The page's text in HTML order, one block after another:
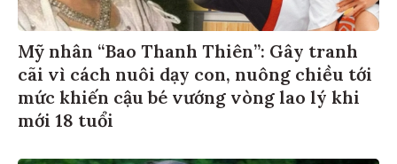
Mỹ nhân “Bao Thanh Thiên”: Gây tranh
cãi vì cách nuôi dạy con, nuông chiều tới
mức khiến cậu bé vướng vòng lao lý khi
mới 18 tuổi